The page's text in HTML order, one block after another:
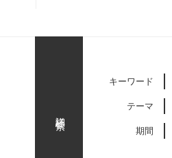
キーワード
テーマ
期間